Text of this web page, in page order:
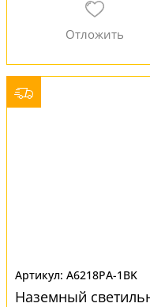
A6218PA-1BK
Наземный